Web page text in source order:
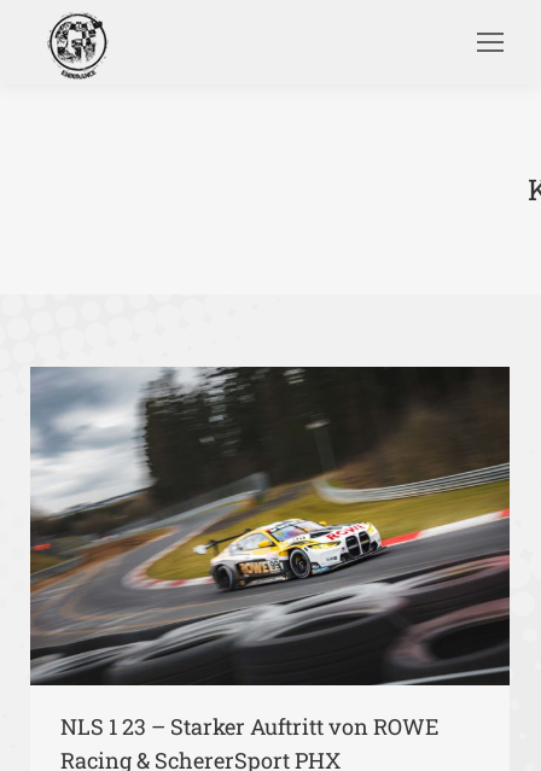
Search:
NLS 1 23 – Starker Auftritt von ROWE
Racing & SchererSport PHX